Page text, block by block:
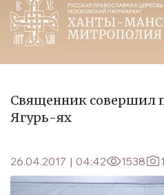
Священник совершил
Ягурь-ях
26.04.2017 | 04:42 1538 1